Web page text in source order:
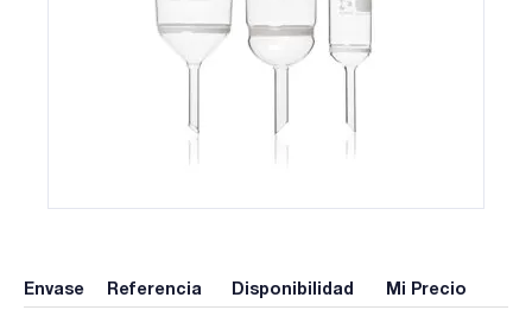
Envase Referencia Disponibilidad Mi Precio